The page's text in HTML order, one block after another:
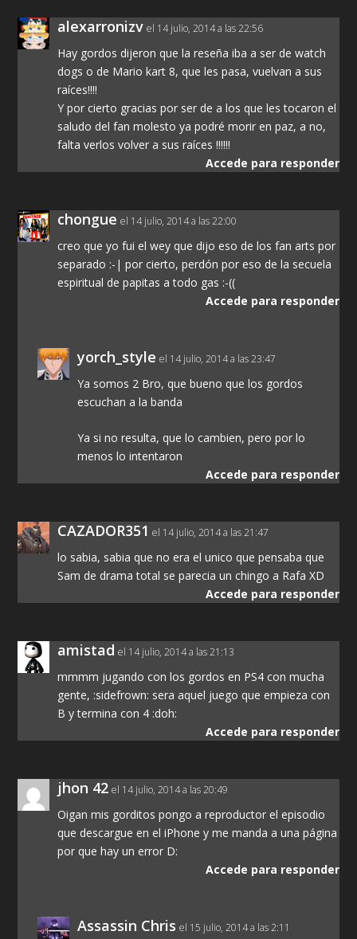
alexarronizv el 14 julio, 2014 a las 22:56
Hay gordos dijeron que la reseña iba a ser de watch
dogs o de Mario kart 8, que les pasa, vuelvan a sus
raíces!!!!
Y por cierto gracias por ser de a los que les tocaron el
saludo del fan molesto ya podré morir en paz, a no,
falta verlos volver a sus raíces !!!!!!
Accede para responder
chongue el 14 julio, 2014 a las 22:00
creo que yo fui el wey que dijo eso de los fan arts por
separado :-| por cierto, perdón por eso de la secuela
espiritual de papitas a todo gas :-((
Accede para responder
yorch_style el 14 julio, 2014 a las 23:47
Ya somos 2 Bro, que bueno que los gordos
escuchan a la banda
Ya si no resulta, que lo cambien, pero por lo
menos lo intentaron
Accede para responder
CAZADOR351 el 14 julio, 2014 a las 21:47
lo sabia, sabia que no era el unico que pensaba que
Sam de drama total se parecia un chingo a Rafa XD
Accede para responder
amistad el 14 julio, 2014 a las 21:13
mmmm jugando con los gordos en PS4 con mucha
gente, :sidefrown: sera aquel juego que empieza con
B y termina con 4 :doh:
Accede para responder
jhon 42 el 14 julio, 2014 a las 20:49
Oigan mis gorditos pongo a reproductor el episodio
que descargue en el iPhone y me manda a una página
por que hay un error D:
Accede para responder
Assassin Chris el 15 julio, 2014 a las 2:11